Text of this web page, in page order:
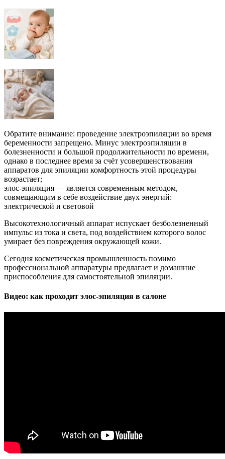
Обратите внимание: проведение электроэпиляции во время
беременности запрещено. Минус электроэпиляции в
болезненности и большой продолжительности по времени,
однако в последнее время за счёт усовершенствования
аппаратов для эпиляции комфортность этой процедуры
возрастает;
элос-эпиляция — является современным методом,
совмещающим в себе воздействие двух энергий:
электрической и световой
Высокотехнологичный аппарат испускает безболезненный
импульс из тока и света, под воздействием которого волос
умирает без повреждения окружающей кожи.
Сегодня косметическая промышленность помимо
профессиональной аппаратуры предлагает и домашние
приспособления для самостоятельной эпиляции.
Видео: как проходит элос-эпиляция в салоне